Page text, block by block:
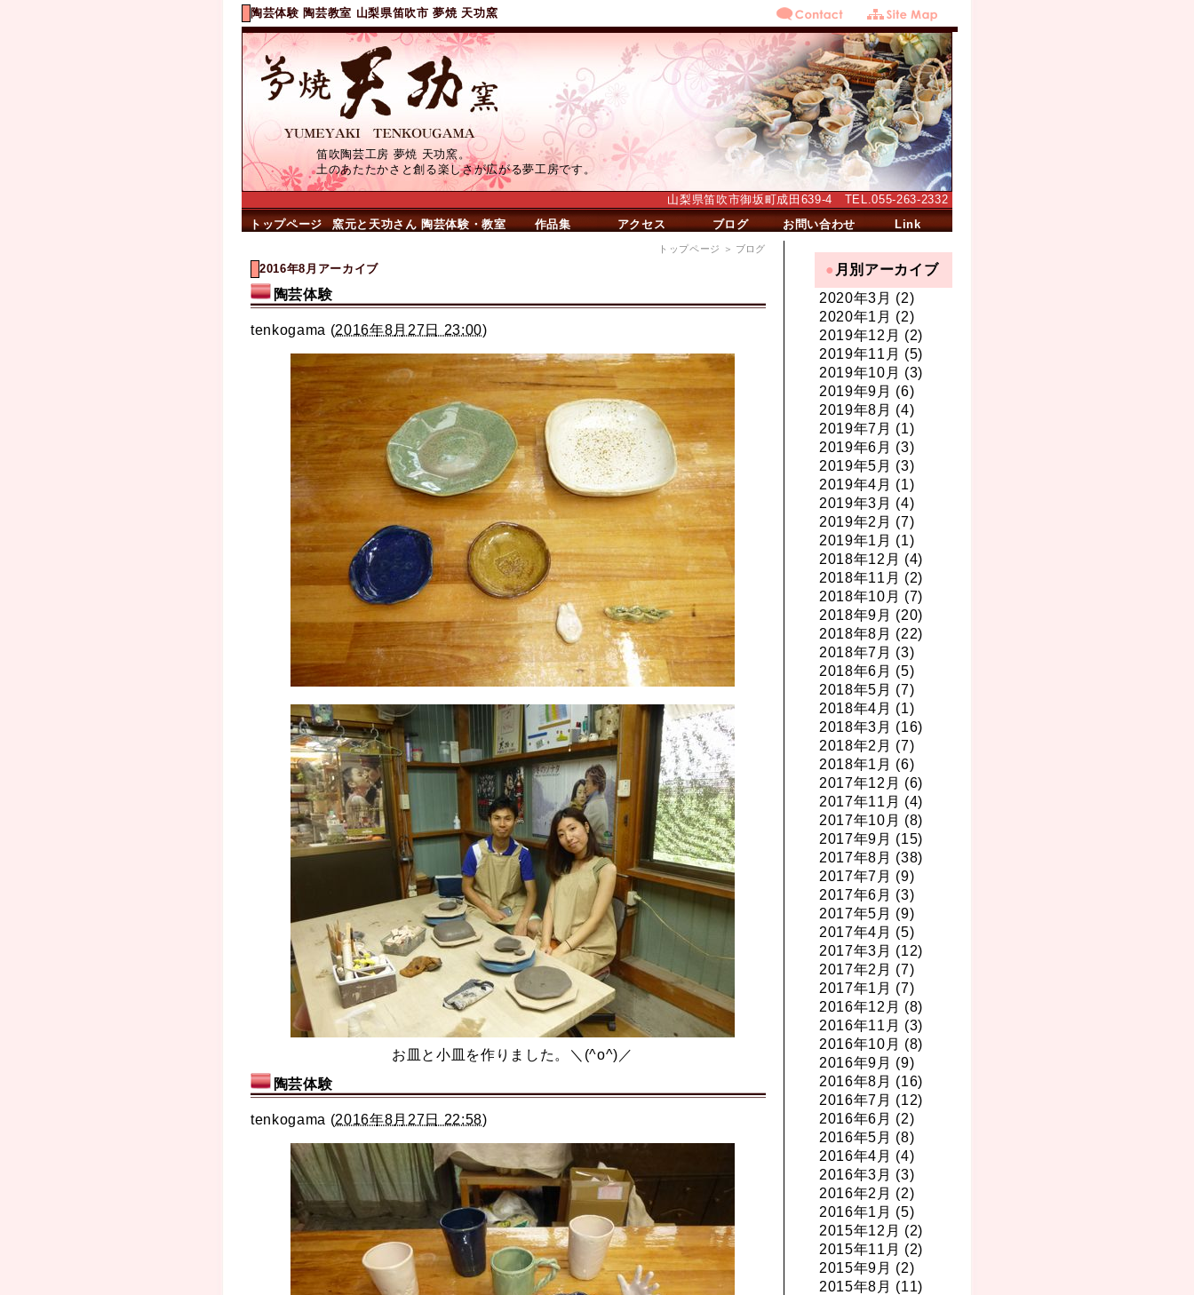
陶芸体験 陶芸教室 山梨県笛吹市 夢焼 天功窯
笛吹陶芸工房 夢焼 天功窯。
土のあたたかさと創る楽しさが広がる夢工房です。
山梨県笛吹市御坂町成田639-4 TEL.055-263-2332
トップページ
窯元と天功さん 陶芸体験・教室 作品集 アクセス ブログ お問い合わせ Link
トップページ ＞ ブログ
2016年8月アーカイブ
陶芸体験
tenkogama (2016年8月27日 23:00)
お皿と小皿を作りました。＼(^o^)／
陶芸体験
tenkogama (2016年8月27日 22:58)
月別アーカイブ
2020年3月 (2)
2020年1月 (2)
2019年12月 (2)
2019年11月 (5)
2019年10月 (3)
2019年9月 (6)
2019年8月 (4)
2019年7月 (1)
2019年6月 (3)
2019年5月 (3)
2019年4月 (1)
2019年3月 (4)
2019年2月 (7)
2019年1月 (1)
2018年12月 (4)
2018年11月 (2)
2018年10月 (7)
2018年9月 (20)
2018年8月 (22)
2018年7月 (3)
2018年6月 (5)
2018年5月 (7)
2018年4月 (1)
2018年3月 (16)
2018年2月 (7)
2018年1月 (6)
2017年12月 (6)
2017年11月 (4)
2017年10月 (8)
2017年9月 (15)
2017年8月 (38)
2017年7月 (9)
2017年6月 (3)
2017年5月 (9)
2017年4月 (5)
2017年3月 (12)
2017年2月 (7)
2017年1月 (7)
2016年12月 (8)
2016年11月 (3)
2016年10月 (8)
2016年9月 (9)
2016年8月 (16)
2016年7月 (12)
2016年6月 (2)
2016年5月 (8)
2016年4月 (4)
2016年3月 (3)
2016年2月 (2)
2016年1月 (5)
2015年12月 (2)
2015年11月 (2)
2015年9月 (2)
2015年8月 (11)